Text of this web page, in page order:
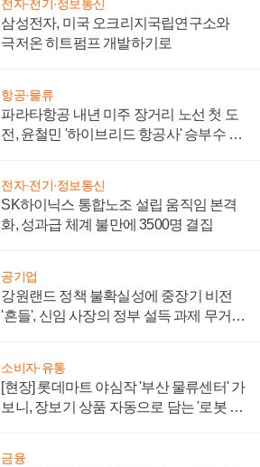
전자·전기·정보통신
삼성전자, 미국 오크리지국립연구소와
극저온 히트펌프 개발하기로
항공·물류
파라타항공 내년 미주 장거리 노선 첫 도
전, 윤철민 '하이브리드 항공사' 승부수 통
전자·전기·정보통신
SK하이닉스 통합노조 설립 움직임 본격
화, 성과급 체계 불만에 3500명 결집
공기업
강원랜드 정책 불확실성에 중장기 비전
'흔들', 신임 사장의 정부 설득 과제 무거워
소비자·유통
[현장] 롯데마트 야심작 '부산 물류센터' 가
보니, 장보기 상품 자동으로 담는 '로봇 40
금융